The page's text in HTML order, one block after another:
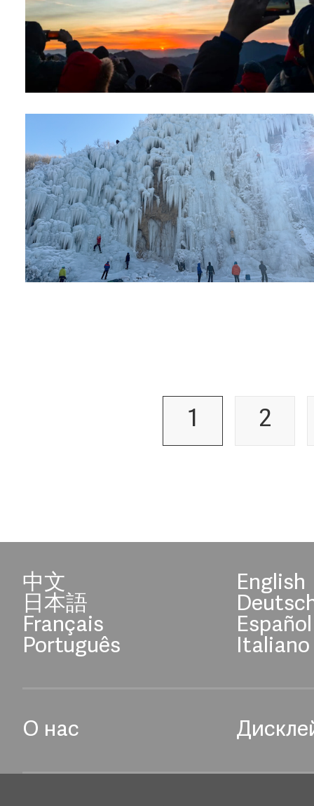
1 2
中文 English
日本語
Français Español
Português Italiano
О нас